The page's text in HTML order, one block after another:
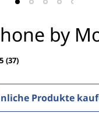
by
(37)
Produkte